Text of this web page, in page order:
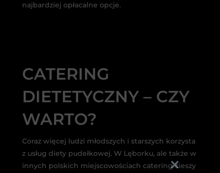
najbardziej opłacalne opcje.
CATERING
DIETETYCZNY – CZY
WARTO?
Coraz więcej ludzi młodszych i starszych korzysta
z usług diety pudełkowej. W Lęborku, ale także w
innych polskich miejscowościach catering cieszy